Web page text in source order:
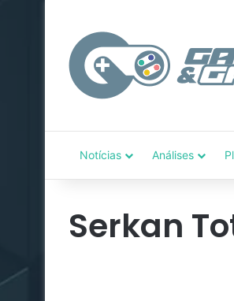
Notícias Análises
Serkan